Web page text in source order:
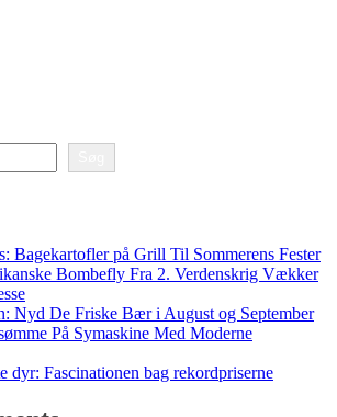
Bagekartofler på Grill Til Sommerens Fester
Bombefly Fra 2. Verdenskrig Vækker
Nyd De Friske Bær i August og September
På Symaskine Med Moderne
dyr: Fascinationen bag rekordpriserne